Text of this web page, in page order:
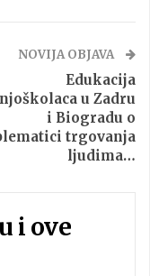
NOVIJA OBJAVA
Edukacija
u Zadru
i Biogradu o
trgovanja
ljudima…
i ove